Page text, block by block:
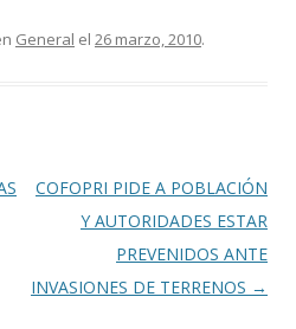
General el 26 marzo, 2010.
COFOPRI PIDE A POBLACIÓN
Y AUTORIDADES ESTAR
PREVENIDOS ANTE
INVASIONES DE TERRENOS →